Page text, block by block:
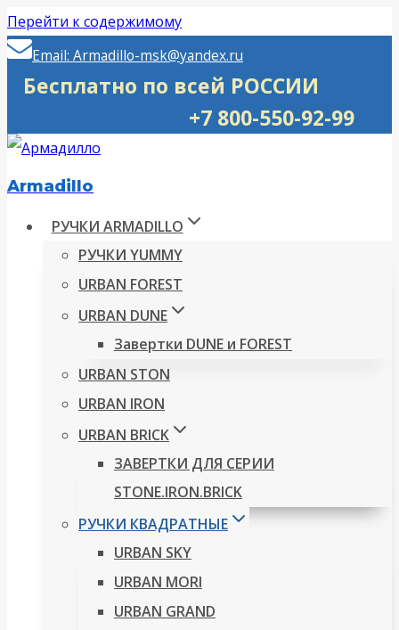
Перейти к содержимому
Email: Armadillo-msk@yandex.ru
Бесплатно по всей РОССИИ
+7 800-550-92-99
Armadillo
РУЧКИ ARMADILLO
РУЧКИ YUMMY
URBAN FOREST
URBAN DUNE
Завертки DUNE и FOREST
URBAN STON
URBAN IRON
URBAN BRICK
ЗАВЕРТКИ ДЛЯ СЕРИИ
STONE.IRON.BRICK
РУЧКИ КВАДРАТНЫЕ
URBAN SKY
URBAN MORI
URBAN GRAND